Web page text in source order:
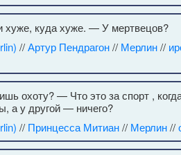
куда хуже. — У мертвецов?
//Артур Пендрагон// Мерлин//
охоту? — Что это за спорт ,
а у другой — ничего?
// Принцесса Митиан// Мерлин//